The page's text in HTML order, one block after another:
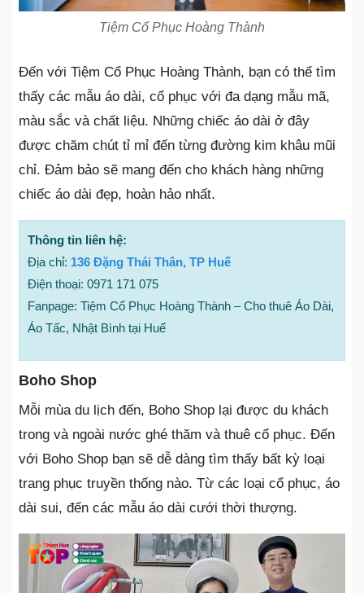
Tiệm Cổ Phục Hoàng Thành
Đến với Tiệm Cổ Phục Hoàng Thành, bạn có thể tìm
thấy các mẫu áo dài, cổ phục với đa dạng mẫu mã,
màu sắc và chất liệu. Những chiếc áo dài ở đây
được chăm chút tỉ mỉ đến từng đường kim khâu mũi
chỉ. Đảm bảo sẽ mang đến cho khách hàng những
chiếc áo dài đẹp, hoàn hảo nhất.
Thông tin liên hệ:
Địa chỉ: 136 Đặng Thái Thân, TP Huế
Điện thoại: 0971 171 075
Fanpage: Tiệm Cổ Phục Hoàng Thành – Cho thuê Áo Dài,
Áo Tấc, Nhật Bình tại Huế
Boho Shop
Mỗi mùa du lịch đến, Boho Shop lại được du khách
trong và ngoài nước ghé thăm và thuê cổ phục. Đến
với Boho Shop bạn sẽ dễ dàng tìm thấy bất kỳ loại
trang phục truyền thống nào. Từ các loại cổ phục, áo
dài sui, đến các mẫu áo dài cưới thời thượng.